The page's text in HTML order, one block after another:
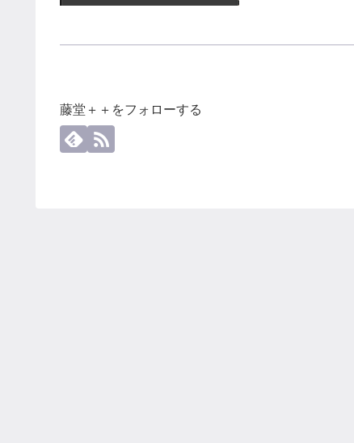
藤堂＋＋をフォローする